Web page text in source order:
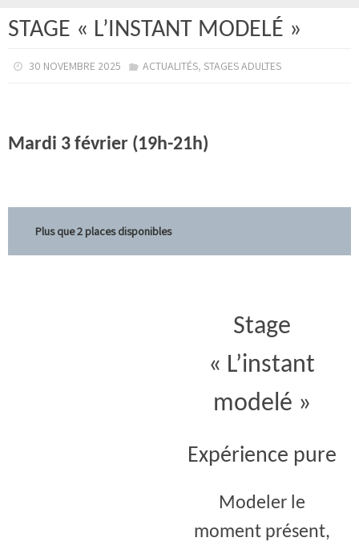
STAGE « L’INSTANT MODELÉ »
30 NOVEMBRE 2025 ACTUALITÉS, STAGES ADULTES
Mardi 3 février (19h-21h)
Plus que 2 places disponibles
Stage
« L’instant
modelé »
Expérience pure
Modeler le
moment présent,